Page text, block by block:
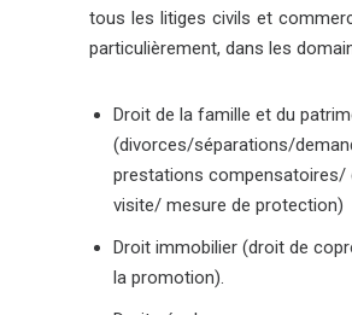
tous les litiges civils et
particulièrement, dans les
Droit de la famille et du
(divorces/séparations/
prestations compensatoires/
visite/ mesure de protection)
Droit immobilier (droit de
la promotion).